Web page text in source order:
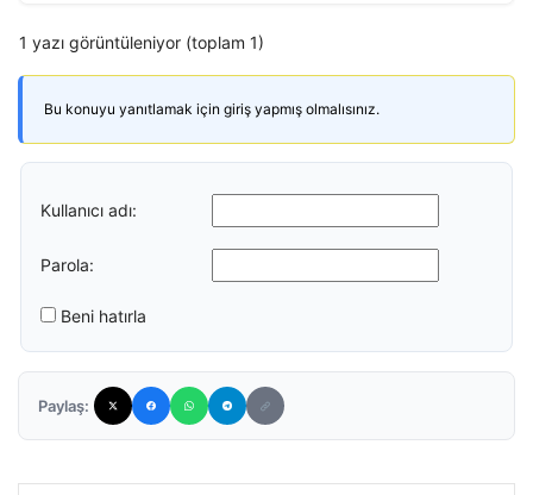
1 yazı görüntüleniyor (toplam 1)
Bu konuyu yanıtlamak için giriş yapmış olmalısınız.
Kullanıcı adı:
Parola:
Beni hatırla
Paylaş: